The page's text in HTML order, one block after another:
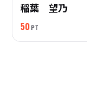
稲葉 望乃
50 PT